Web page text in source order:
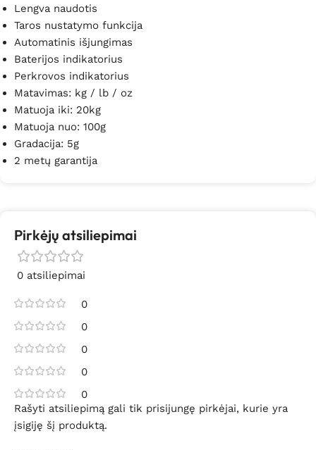
Lengva naudotis
Taros nustatymo funkcija
Automatinis išjungimas
Baterijos indikatorius
Perkrovos indikatorius
Matavimas: kg / lb / oz
Matuoja iki: 20kg
Matuoja nuo: 100g
Gradacija: 5g
2 metų garantija
Pirkėjų atsiliepimai
0 atsiliepimai
0
0
0
0
0
Rašyti atsiliepimą gali tik prisijungę pirkėjai, kurie yra
įsigiję šį produktą.